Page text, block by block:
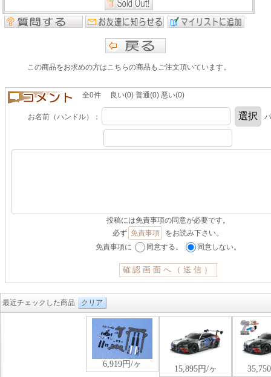
この商品をお求めの方はこちらの商品もご注文頂いています。
全0件 良い(0) 普通(0) 悪い(0)
お名前（ハンドル）：
投稿には免責事項の同意が必要です。
必ず 免責事項
をお読み下さい。
免責事項に
同意する。 同意しない。
最近チェックした商品 クリア